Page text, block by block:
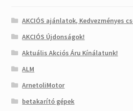
AKCIÓS ajánlatok, Kedvezményes
AKCIÓS Újdonságok!
Aktuális Akciós Áru Kínálatunk!
ALM
ArnetoliMotor
betakarító gépek